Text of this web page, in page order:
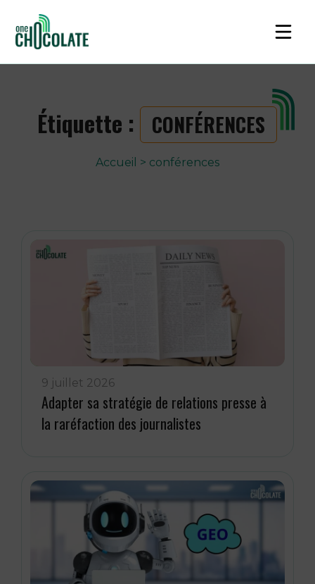
Étiquette : CONFÉRENCES
Accueil > conférences
9 juillet 2026
Adapter sa stratégie de relations presse à
la raréfaction des journalistes